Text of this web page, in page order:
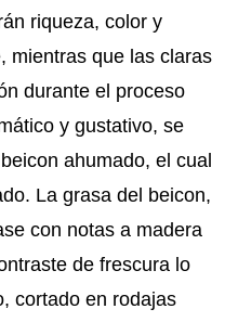
riqueza, color y
mientras que las claras
durante el proceso
y gustativo, se
ahumado, el cual
La grasa del beicon,
con notas a madera
de frescura lo
cortado en rodajas